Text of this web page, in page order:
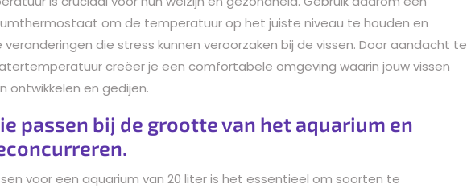
om de temperatuur op het juiste niveau te houden en
die stress kunnen veroorzaken bij de vissen. Door aandacht te
creëer je een comfortabele omgeving waarin jouw vissen
ontwikkelen en gedijen.
passen bij de grootte van het aquarium en
voor een aquarium van 20 liter is het essentieel om soorten te